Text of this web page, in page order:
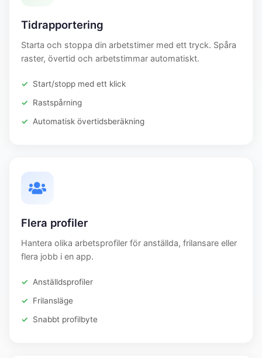
Tidrapportering
Starta och stoppa din arbetstimer med ett tryck. Spåra
raster, övertid och arbetstimmar automatiskt.
Start/stopp med ett klick
Rastspårning
Automatisk övertidsberäkning
Flera profiler
Hantera olika arbetsprofiler för anställda, frilansare eller
flera jobb i en app.
Anställdsprofiler
Frilansläge
Snabbt profilbyte